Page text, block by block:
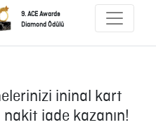
9. ACE Awards
Diamond Ödülü
ininal kart
nakit iade kazanın!